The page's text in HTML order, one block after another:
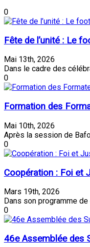
0
Fête de l’unité : Le
Mai 13th, 2026
Dans le cadre des
0
Formation des
Mai 10th, 2026
Après la session de
0
Coopération : Foi et
Mars 19th, 2026
Dans son programme
0
46e Assemblée des